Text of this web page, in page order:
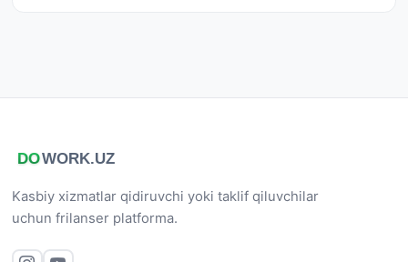
Kasbiy xizmatlar qidiruvchi yoki taklif qiluvchilar
uchun frilanser platforma.